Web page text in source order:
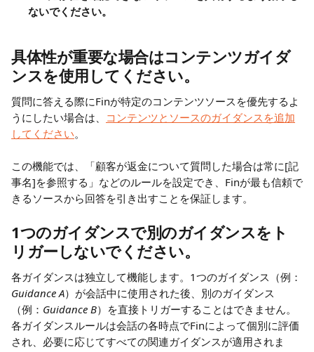
ないでください。
具体性が重要な場合はコンテンツガイダ
ンスを使用してください。
質問に答える際にFinが特定のコンテンツソースを優先するよ
うにしたい場合は、 コンテンツとソースのガイダンスを追加
してください。
この機能では、「顧客が返金について質問した場合は常に[記
事名]を参照する」などのルールを設定でき、Finが最も信頼で
きるソースから回答を引き出すことを保証します。
1つのガイダンスで別のガイダンスをト
リガーしないでください。
各ガイダンスは独立して機能します。1つのガイダンス（例：
Guidance A）が会話中に使用された後、別のガイダンス
（例： Guidance B）を直接トリガーすることはできません。
各ガイダンスルールは会話の各時点でFinによって個別に評価
され、必要に応じてすべての関連ガイダンスが適用されま